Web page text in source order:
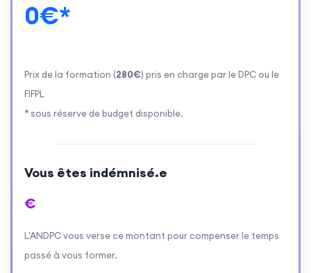
0€*
Prix de la formation (280€) pris en charge par le DPC ou le
FIFPL
*sous réserve de budget disponible.
Vous êtes indémnisé.e
€
L'ANDPC vous verse ce montant pour compenser le temps
passé à vous former.